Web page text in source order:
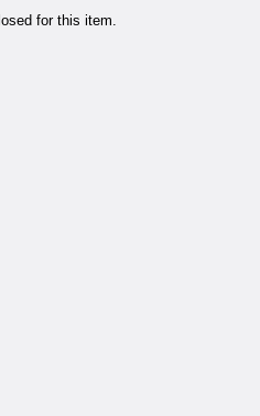
for this item.